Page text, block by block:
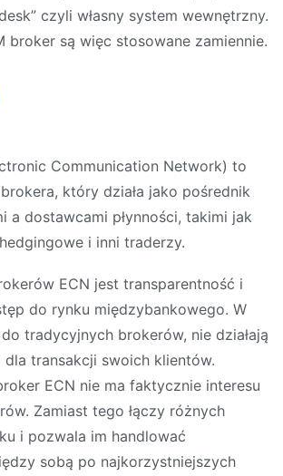
czyli własny system wewnętrzny.
broker są więc stosowane zamiennie.
Communication Network) to
który działa jako pośrednik
a dostawcami płynności, takimi jak
i inni traderzy.
ECN jest transparentność i
do rynku międzybankowego. W
tradycyjnych brokerów, nie działają
transakcji swoich klientów.
ECN nie ma faktycznie interesu
Zamiast tego łączy różnych
i pozwala im handlować
sobą po najkorzystniejszych